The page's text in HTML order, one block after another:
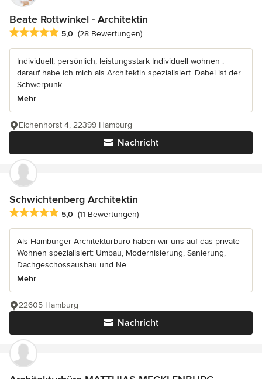
Beate Rottwinkel - Architektin
Durchschnittliche Bewertung: 5 von 5 Sternen
5,0 (28 Bewertungen)
Individuell, persönlich, leistungsstark Individuell wohnen :
darauf habe ich mich als Architektin spezialisiert. Dabei ist der
Schwerpunk...
Mehr
Nachricht
Eichenhorst 4, 22399 Hamburg
Schwichtenberg Architektin
Durchschnittliche Bewertung: 5 von 5 Sternen
5,0 (11 Bewertungen)
Als Hamburger Architekturbüro haben wir uns auf das private
Wohnen spezialisiert: Umbau, Modernisierung, Sanierung,
Dachgeschossausbau und Ne...
Mehr
Nachricht
22605 Hamburg